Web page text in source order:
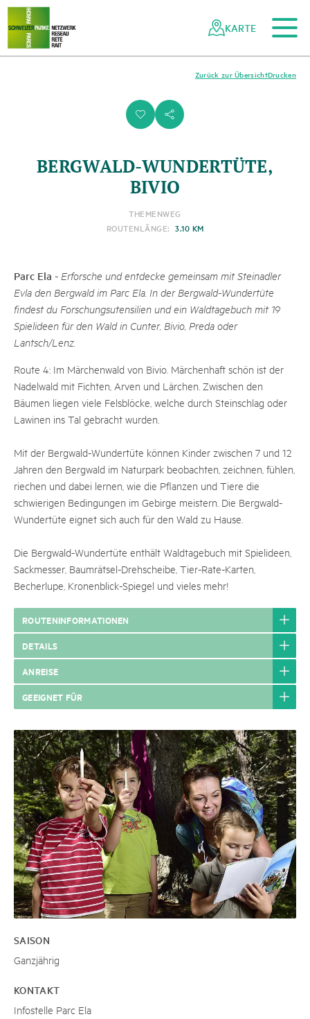
Navigieren
Netzwerk
Schweizer
Schnellnavigation
Zum Hauptinhalt
Zur mobilen Navigation
Zur Suche
Zum Fussbereich
Zur Sitemap
KARTE
i s
Drucken
Zurück zur Übersicht
BERGWALD-WUNDERTÜTE,
BIVIO
THEMENWEG
ROUTENLÄNGE: 3.10 KM
Parc Ela - Erforsche und entdecke gemeinsam mit Steinadler
Evla den Bergwald im Parc Ela. In der Bergwald-Wundertüte
findest du Forschungsutensilien und ein Waldtagebuch mit 19
Spielideen für den Wald in Cunter, Bivio, Preda oder
Lantsch/Lenz.
Route 4: Im Märchenwald von Bivio. Märchenhaft schön ist der
Nadelwald mit Fichten, Arven und Lärchen. Zwischen den
Bäumen liegen viele Felsblöcke, welche durch Steinschlag oder
Lawinen ins Tal gebracht wurden.
Mit der Bergwald-Wundertüte können Kinder zwischen 7 und 12
Jahren den Bergwald im Naturpark beobachten, zeichnen, fühlen,
riechen und dabei lernen, wie die Pflanzen und Tiere die
schwierigen Bedingungen im Gebirge meistern. Die Bergwald-
Wundertüte eignet sich auch für den Wald zu Hause.
Die Bergwald-Wundertüte enthält Waldtagebuch mit Spielideen,
Sackmesser, Baumrätsel-Drehscheibe, Tier-Rate-Karten,
Becherlupe, Kronenblick-Spiegel und vieles mehr!
ROUTENINFORMATIONEN
DETAILS
ANREISE
GEEIGNET FÜR
SAISON
Ganzjährig
KONTAKT
Infostelle Parc Ela